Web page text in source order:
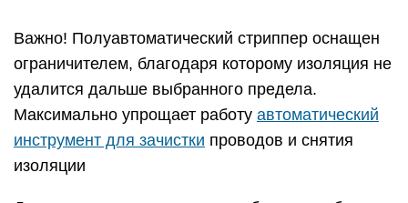
Стриппера бывают механическими,
полуавтоматическими и автоматическими
Автоматические стрипперы обладают
расширенной функциональностью, что
предполагает выполнение обжимки